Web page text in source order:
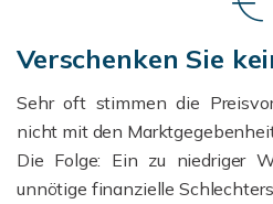
Verschenken Sie
Sehr oft stimmen die
nicht mit den
Die Folge: Ein zu niedriger
unnötige finanzielle